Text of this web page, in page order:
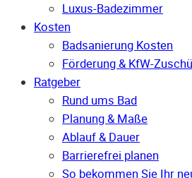
Luxus-Badezimmer
Kosten
Badsanierung Kosten
Förderung & KfW-
Ratgeber
Rund ums Bad
Planung & Maße
Ablauf & Dauer
Barrierefrei planen
So bekommen Sie Ihr